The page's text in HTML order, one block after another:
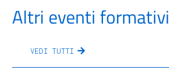
Altri eventi formativi
VEDI TUTTI